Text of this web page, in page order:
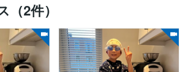
び合いでけんかしちゃう
ペペロンチーノ大盛り
（2件）